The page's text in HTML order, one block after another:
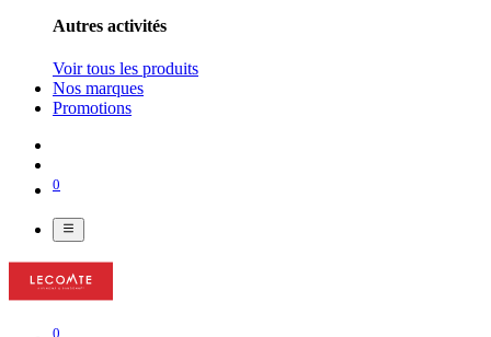
Autres activités
Voir tous les produits
Nos marques
Promotions
0
0